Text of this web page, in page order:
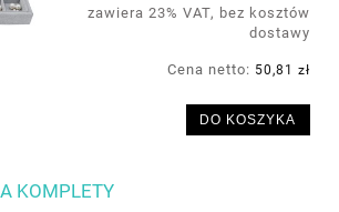
zawiera 23% VAT, bez kosztów
dostawy
Cena netto: 50,81 zł
DO KOSZYKA
KOMPLETY